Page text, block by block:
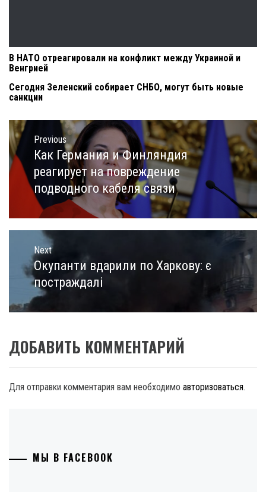
В НАТО отреагировали на конфликт между Украиной и
Венгрией
Сегодня Зеленский собирает СНБО, могут быть новые
санкции
Навигация
по
записям
Previous
Previous
post:
Как Германия и Финляндия
реагирует на повреждение
подводного кабеля связи
Next
Next
post:
Окупанти вдарили по Харкову: є
постраждалі
ДОБАВИТЬ КОММЕНТАРИЙ
Для отправки комментария вам необходимо авторизоваться.
МЫ В FACEBOOK